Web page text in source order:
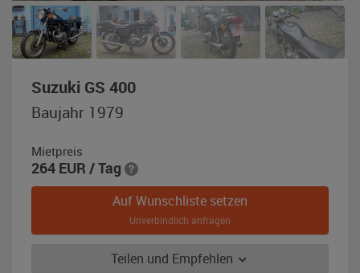
Suzuki GS 400,
Baujahr 1979
Mietpreis
264 EUR / Tag
Auf Wunschliste setzen
Unverbindlich anfragen
Teilen und Empfehlen